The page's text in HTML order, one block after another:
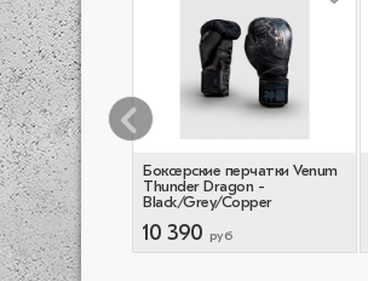
Venum
Bronze/Ivory
Боксерские перчатки Venum
Thunder Dragon -
Black/Grey/Copper
10 390 руб